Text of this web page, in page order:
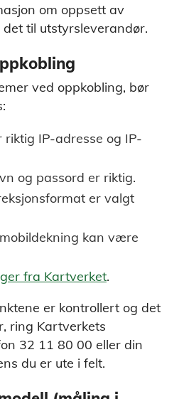
om oppsett av
til utstyrsleverandør.
ved oppkobling, bør
riktig IP-adresse og IP-
og passord er riktig.
er valgt
kan være
fra Kartverket.
er kontrollert og det
ring Kartverkets
32 11 80 00 eller din
du er ute i felt.